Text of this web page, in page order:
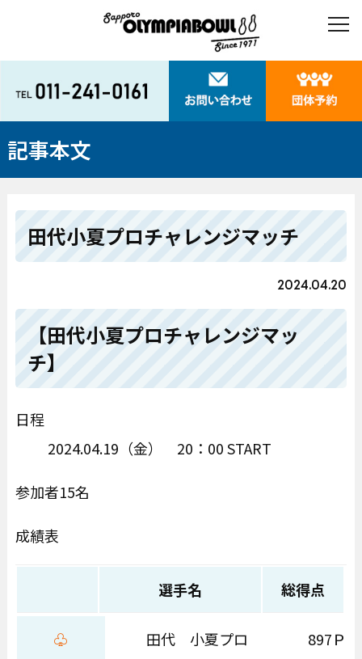
記事本文
田代小夏プロチャレンジマッチ
2024.04.20
【田代小夏プロチャレンジマッ
チ】
日程
2024.04.19（金） 20：00 START
参加者15名
成績表
選手名 総得点
♧ 田代 小夏プロ 897Ｐ